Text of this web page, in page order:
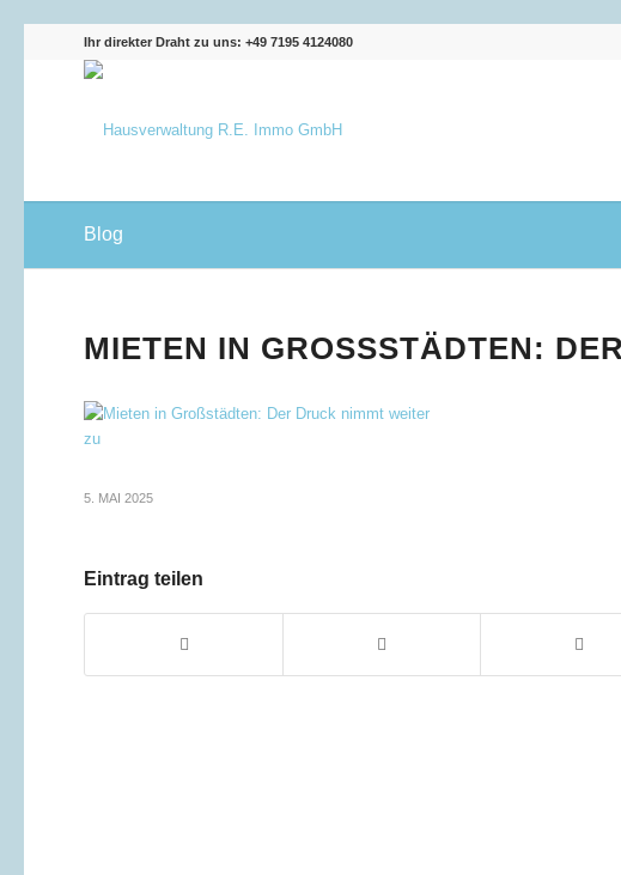
Ihr direkter Draht zu uns: +49 7195 4124080
Blog
MIETEN IN GROSSSTÄDTEN:
5. MAI 2025
Eintrag teilen